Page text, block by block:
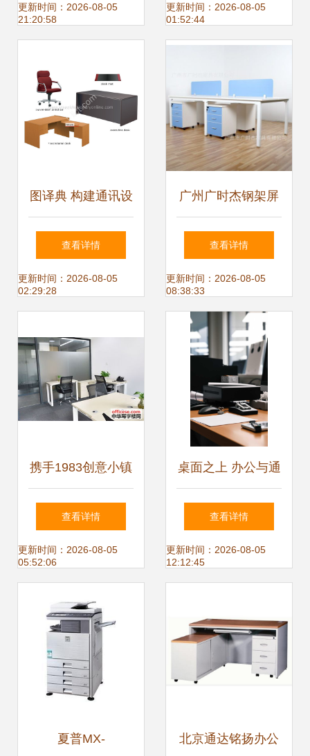
更新时间：2026-08-05
21:20:58
办公设备租赁提供
一体机、台式机、
笔记本服务
更新时间：2026-08-05
01:52:44
图译典 构建通讯设
备的精确性能图谱
查看详情
更新时间：2026-08-05
02:29:28
广州广时杰钢架屏
风桌 4人组合工作
位的高效办公之选
查看详情
更新时间：2026-08-05
08:38:33
携手1983创意小镇
写字楼，开启高效
办公新篇
查看详情
更新时间：2026-08-05
05:52:06
桌面之上 办公与通
讯设备的和谐共处
之道
查看详情
更新时间：2026-08-05
12:12:45
夏普MX- 北京通达铭扬办公